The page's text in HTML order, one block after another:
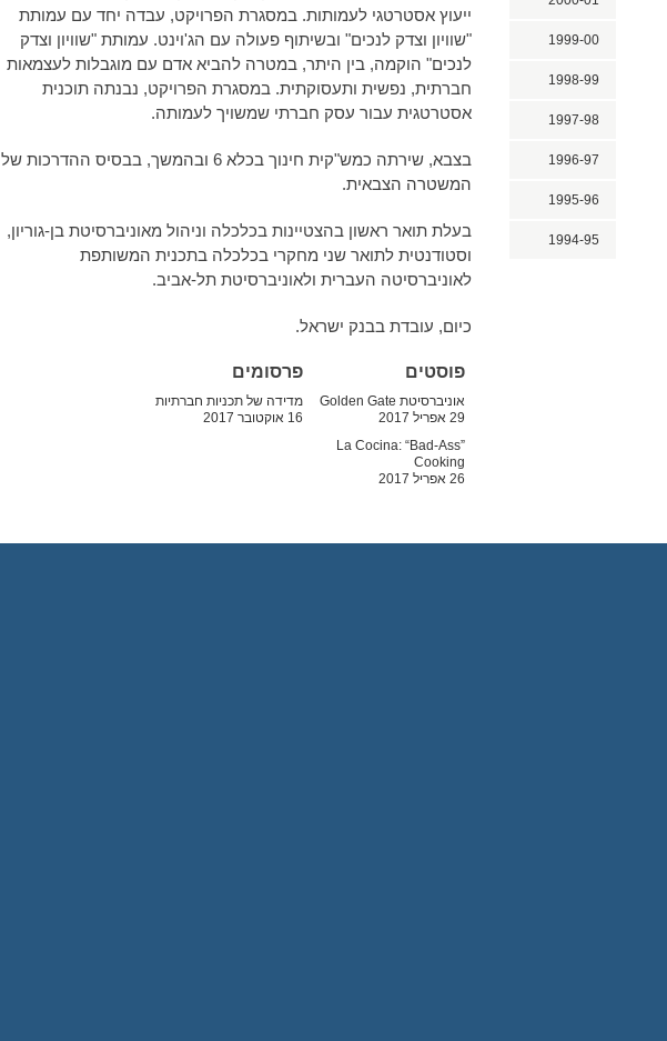
1999-00
1998-99
1997-98
1996-97
1995-96
1994-95
ייעוץ אסטרטגי לעמותות. במסגרת הפרויקט, עבדה יחד עם עמותת
"שוויון וצדק לנכים" ובשיתוף פעולה עם הג'וינט. עמותת "שוויון וצדק
לנכים" הוקמה, בין היתר, במטרה להביא אדם עם מוגבלות לעצמאות
חברתית, נפשית ותעסוקתית. במסגרת הפרויקט, נבנתה תוכנית
אסטרטגית עבור עסק חברתי שמשויך לעמותה.
בצבא, שירתה כמש"קית חינוך בכלא 6 ובהמשך, בבסיס ההדרכות של
המשטרה הצבאית.
בעלת תואר ראשון בהצטיינות בכלכלה וניהול מאוניברסיטת בן-גוריון,
וסטודנטית לתואר שני מחקרי בכלכלה בתכנית המשותפת
לאוניברסיטה העברית ולאוניברסיטת תל-אביב.
כיום, עובדת בבנק ישראל.
פרסומים
מדידה של תכניות חברתיות
16 אוקטובר 2017
פוסטים
אוניברסיטת Golden Gate
29 אפריל 2017
La Cocina: “Bad-Ass”
Cooking
26 אפריל 2017